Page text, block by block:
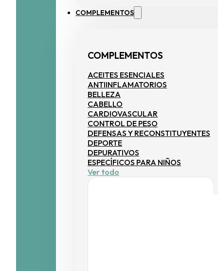
36,95 €.
COMPLEMENTOS
COMPLEMENTOS
ACEITES ESENCIALES
ANTIINFLAMATORIOS
BELLEZA
CABELLO
CARDIOVASCULAR
CONTROL DE PESO
DEFENSAS Y RECONSTITUYENTES
DEPORTE
DEPURATIVOS
ESPECÍFICOS PARA NIÑOS
Ver todo